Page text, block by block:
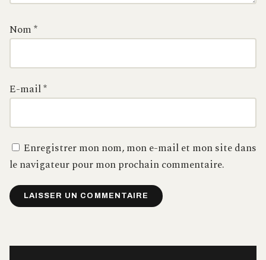
Nom*
E-mail*
Enregistrer mon nom, mon e-mail et mon site dans
le navigateur pour mon prochain commentaire.